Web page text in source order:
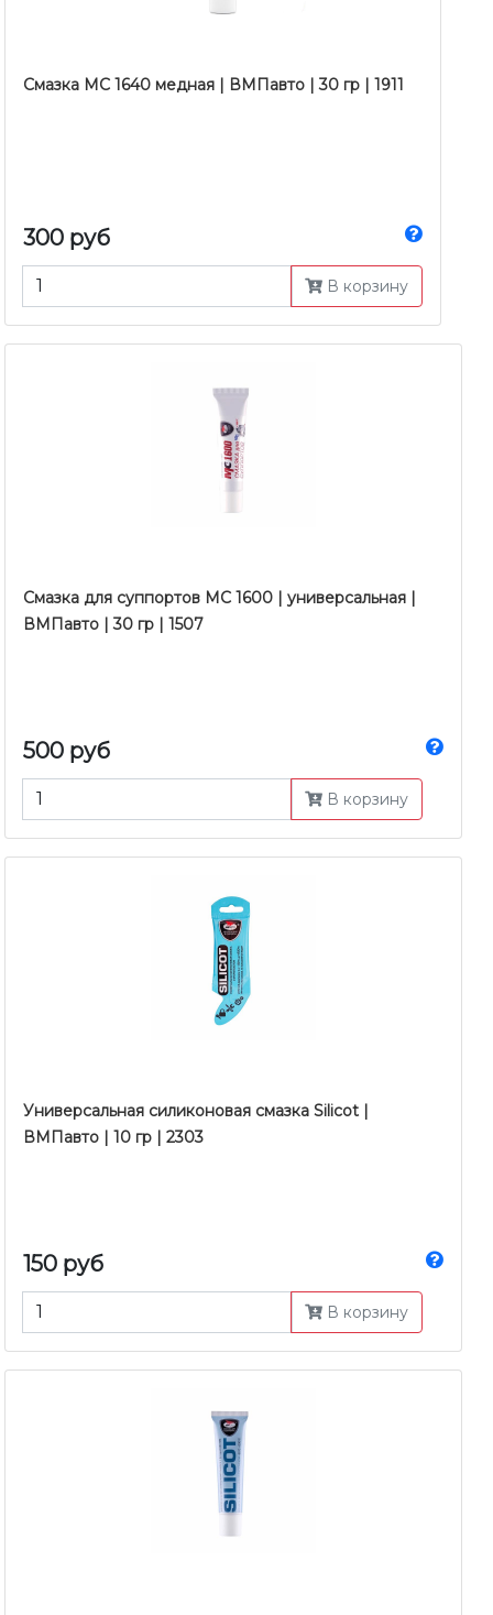
Смазка МС 1640 медная | ВМПавто | 30 гр | 1911
300 руб
В корзину
Смазка для суппортов МС 1600 | универсальная |
ВМПавто | 30 гр | 1507
500 руб
В корзину
Универсальная силиконовая смазка Silicot |
ВМПавто | 10 гр | 2303
150 руб
В корзину